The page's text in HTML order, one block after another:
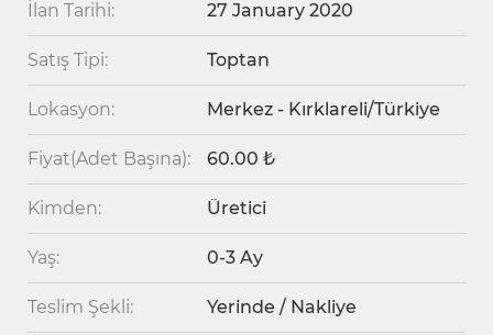
İlan Tarihi: 27 January 2020
Satış Tipi: Toptan
Lokasyon: Merkez - Kırklareli/Türkiye
Fiyat(Adet Başına): 60.00 ₺
Kimden: Üretici
Yaş: 0-3 Ay
Teslim Şekli: Yerinde / Nakliye